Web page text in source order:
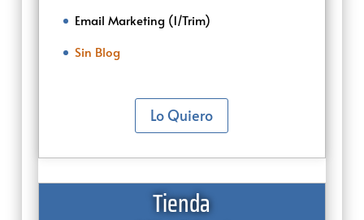
Email Marketing (1/Trim)
Sin Blog
Lo Quiero
Tienda